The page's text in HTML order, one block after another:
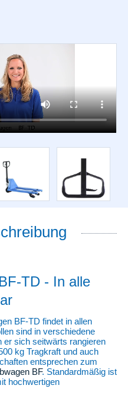
TD - In alle
BF-TD findet in allen
sind in verschiedene
er sich seitwärts rangieren
kg Tragkraft und auch
entsprechen zum
BF. Standardmäßig ist
hochwertigen